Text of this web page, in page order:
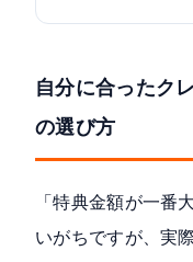
自分に合ったク
の選び方
「特典金額が一番
いがちですが、実